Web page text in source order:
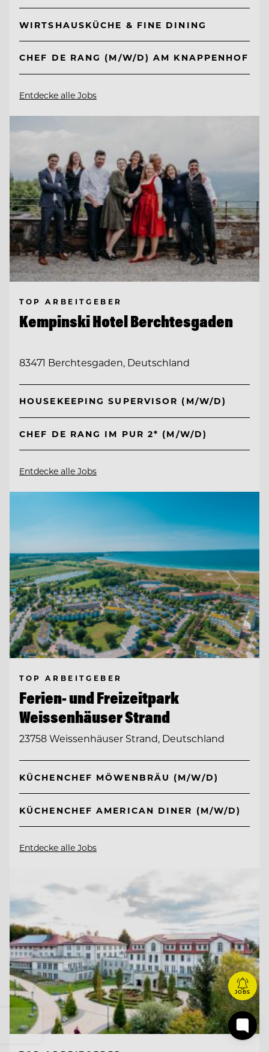
WIRTSHAUSKÜCHE & FINE DINING
CHEF DE RANG (M/W/D) AM KNAPPENHOF
Entdecke alle Jobs
TOP ARBEITGEBER
Kempinski Hotel Berchtesgaden
83471 Berchtesgaden, Deutschland
HOUSEKEEPING SUPERVISOR (M/W/D)
CHEF DE RANG IM PUR 2* (M/W/D)
Entdecke alle Jobs
TOP ARBEITGEBER
Ferien- und Freizeitpark
Weissenhäuser Strand
23758 Weissenhäuser Strand, Deutschland
KÜCHENCHEF MÖWENBRÄU (M/W/D)
KÜCHENCHEF AMERICAN DINER (M/W/D)
Entdecke alle Jobs
JOBS